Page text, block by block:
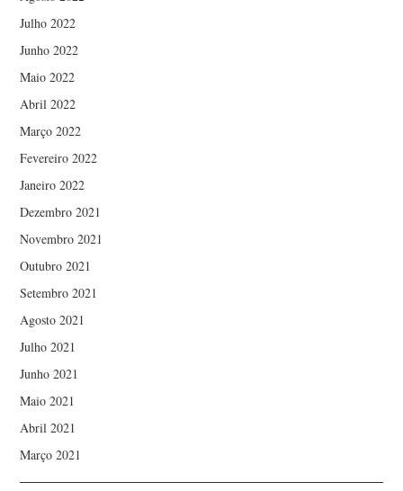
Julho 2022
Junho 2022
Maio 2022
Abril 2022
Março 2022
Fevereiro 2022
Janeiro 2022
Dezembro 2021
Novembro 2021
Outubro 2021
Setembro 2021
Agosto 2021
Julho 2021
Junho 2021
Maio 2021
Abril 2021
Março 2021